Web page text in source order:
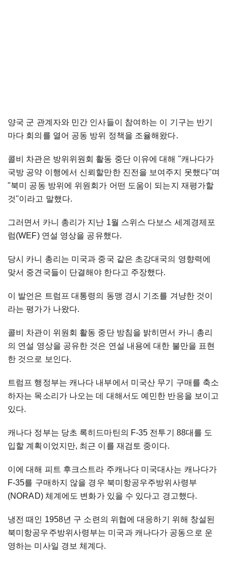
양국 군 관계자와 민간 인사들이 참여하는 이 기구는 반기
마다 회의를 열어 공동 방위 정책을 조율해왔다.
콜비 차관은 방위위원회 활동 중단 이유에 대해 "캐나다가
국방 공약 이행에서 신뢰할만한 진전을 보여주지 못했다"며
"북미 공동 방위에 위원회가 어떤 도움이 되는지 재평가할
것"이라고 말했다.
그러면서 카니 총리가 지난 1월 스위스 다보스 세계경제포
럼(WEF) 연설 영상을 공유했다.
당시 카니 총리는 미국과 중국 같은 초강대국의 영향력에
맞서 중견국들이 단결해야 한다고 주장했다.
이 발언은 트럼프 대통령의 동맹 경시 기조를 겨냥한 것이
라는 평가가 나왔다.
콜비 차관이 위원회 활동 중단 방침을 밝히면서 카니 총리
의 연설 영상을 공유한 것은 연설 내용에 대한 불만을 표현
한 것으로 보인다.
트럼프 행정부는 캐나다 내부에서 미국산 무기 구매를 축소
하자는 목소리가 나오는 데 대해서도 예민한 반응을 보이고
있다.
캐나다 정부는 당초 록히드마틴의 F-35 전투기 88대를 도
입할 계획이었지만, 최근 이를 재검토 중이다.
이에 대해 피트 후크스트라 주캐나다 미국대사는 캐나다가
F-35를 구매하지 않을 경우 북미항공우주방위사령부
(NORAD) 체계에도 변화가 있을 수 있다고 경고했다.
냉전 때인 1958년 구 소련의 위협에 대응하기 위해 창설된
북미항공우주방위사령부는 미국과 캐나다가 공동으로 운
영하는 미사일 경보 체계다.